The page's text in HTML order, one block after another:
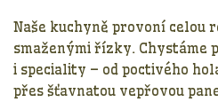
Naše kuchyně provoní celou
smaženými řízky. Chystáme
i speciality – od poctivého
přes šťavnatou vepřovou